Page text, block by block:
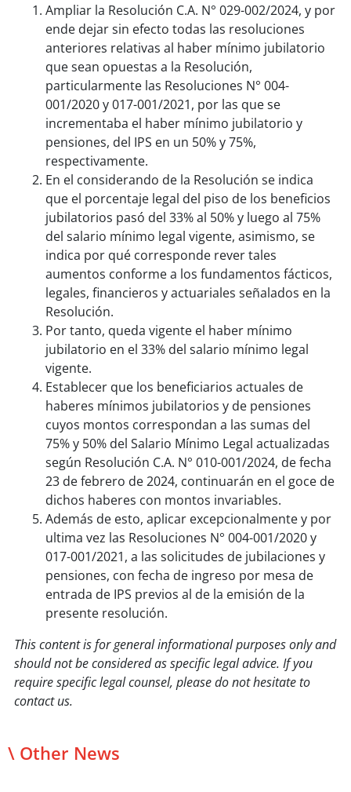
Ampliar la Resolución C.A. N° 029-002/2024, y por
ende dejar sin efecto todas las resoluciones
anteriores relativas al haber mínimo jubilatorio
que sean opuestas a la Resolución,
particularmente las Resoluciones N° 004-
001/2020 y 017-001/2021, por las que se
incrementaba el haber mínimo jubilatorio y
pensiones, del IPS en un 50% y 75%,
respectivamente.
En el considerando de la Resolución se indica
que el porcentaje legal del piso de los beneficios
jubilatorios pasó del 33% al 50% y luego al 75%
del salario mínimo legal vigente, asimismo, se
indica por qué corresponde rever tales
aumentos conforme a los fundamentos fácticos,
legales, financieros y actuariales señalados en la
Resolución.
Por tanto, queda vigente el haber mínimo
jubilatorio en el 33% del salario mínimo legal
vigente.
Establecer que los beneficiarios actuales de
haberes mínimos jubilatorios y de pensiones
cuyos montos correspondan a las sumas del
75% y 50% del Salario Mínimo Legal actualizadas
según Resolución C.A. N° 010-001/2024, de fecha
23 de febrero de 2024, continuarán en el goce de
dichos haberes con montos invariables.
Además de esto, aplicar excepcionalmente y por
ultima vez las Resoluciones N° 004-001/2020 y
017-001/2021, a las solicitudes de jubilaciones y
pensiones, con fecha de ingreso por mesa de
entrada de IPS previos al de la emisión de la
presente resolución.
This content is for general informational purposes only and
should not be considered as specific legal advice. If you
require specific legal counsel, please do not hesitate to
contact us.
\ Other News